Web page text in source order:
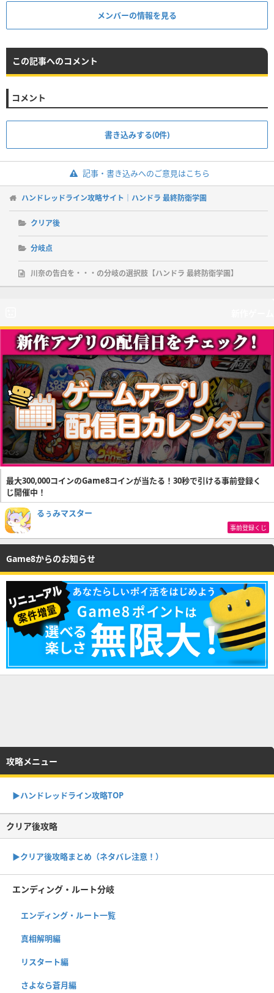
メンバーの情報を見る
この記事へのコメント
コメント
書き込みする(0件)
記事・書き込みへのご意見はこちら
ハンドレッドライン攻略サイト｜ハンドラ 最終防衛学園
クリア後
分岐点
川奈の告白を・・・の分岐の選択肢【ハンドラ 最終防衛学園】
最大300,000コインのGame8コインが当たる！30秒で引ける事前登録く
じ開催中！
るぅみマスター
事前登録くじ
Game8からのお知らせ
攻略メニュー
▶︎ハンドレッドライン攻略TOP
クリア後攻略
▶︎クリア後攻略まとめ（ネタバレ注意！）
エンディング・ルート分岐
エンディング・ルート一覧
真相解明編
リスタート編
さよなら蒼月編